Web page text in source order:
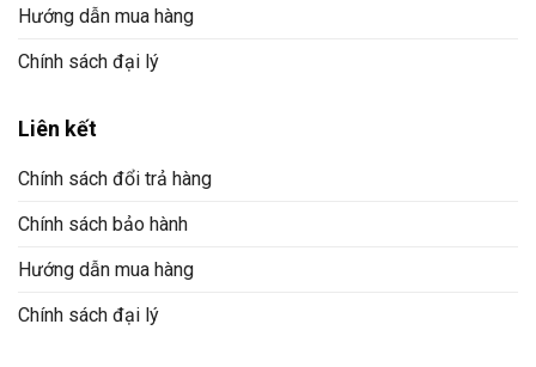
Hướng dẫn mua hàng
Chính sách đại lý
Liên kết
Chính sách đổi trả hàng
Chính sách bảo hành
Hướng dẫn mua hàng
Chính sách đại lý